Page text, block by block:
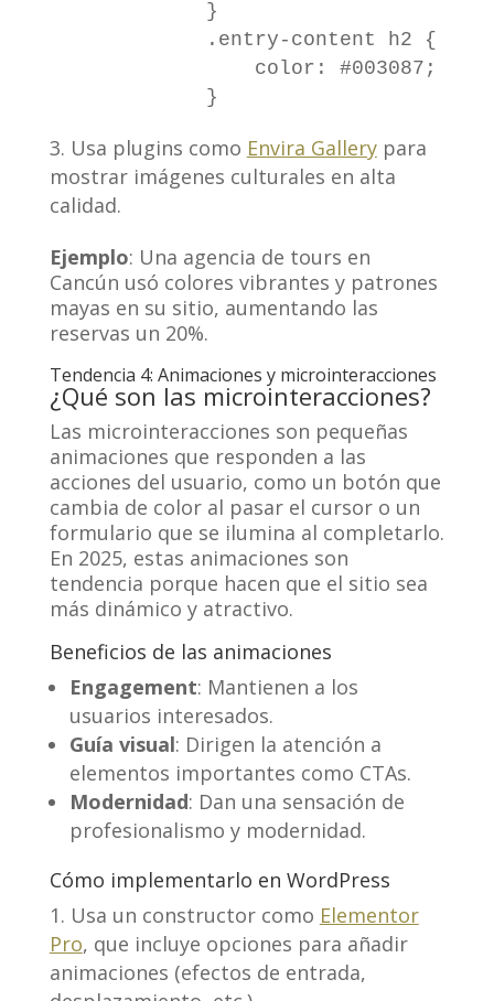
            }
            .entry-content h2 {
color: #003087; /*
Usa plugins como Envira Gallerypara
mostrar imágenes culturales en alta
calidad.
Ejemplo: Una agencia de tours en
Cancún usó colores vibrantes y patrones
mayas en su sitio, aumentando las
reservas un 20%.
Tendencia 4: Animaciones y microinteracciones
¿Qué son las microinteracciones?
Las microinteracciones son pequeñas
animaciones que responden a las
acciones del usuario, como un botón que
cambia de color al pasar el cursor o un
formulario que se ilumina al completarlo.
En 2025, estas animaciones son
tendencia porque hacen que el sitio sea
más dinámico y atractivo.
Beneficios de las animaciones
Engagement: Mantienen a los
usuarios interesados.
Guía visual: Dirigen la atención a
elementos importantes como CTAs.
Modernidad: Dan una sensación de
profesionalismo y modernidad.
Cómo implementarlo en WordPress
Usa un constructor como Elementor
Pro, que incluye opciones para añadir
animaciones (efectos de entrada,